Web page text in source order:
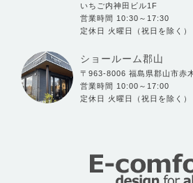
いちご内神田ビル1F
営業時間 10:30～17:30
定休日 火曜日（祝日を除く
ショールーム郡山
〒963-8006 福島県郡山市赤
営業時間 10:00～17:00
定休日 火曜日（祝日を除く